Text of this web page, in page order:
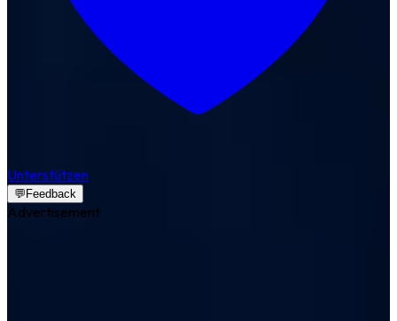
Unterstützen
💬Feedback
Advertisement